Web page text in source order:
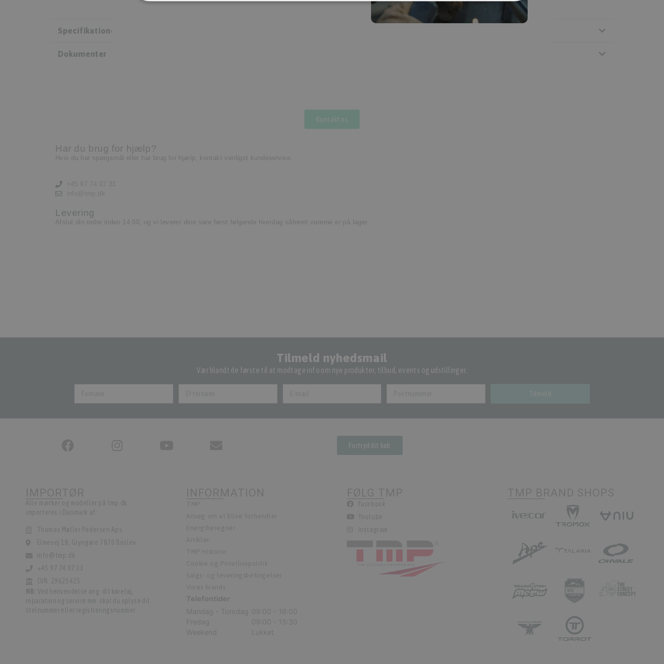
Specifikationer
Dokumenter
Kontakt os
Har du brug for hjælp?
Hvis du har spørgsmål eller har brug for hjælp, kontakt venligst kundeservice.
Levering
Afslut din ordre inden 14.00, og vi leverer dine vare først følgende hverdag såfremt varerne er på lager.
Tilmeld nyhedsmail
Vær blandt de første til at modtage info om nye produkter, tilbud, events og udstillinger.
Tilmeld
Fortryd dit køb